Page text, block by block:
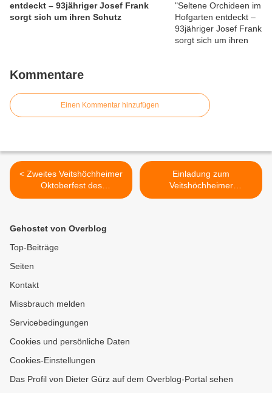
entdeckt – 93jähriger Josef Frank
sorgt sich um ihren Schutz
Kommentare
Einen Kommentar hinzufügen
< Zweites Veitshöchheimer
Oktoberfest des
Sportvereins am 22./23.
Einladung zum
Veitshöchheimer
Informationsgang am 15.
Gehostet von Overblog
Top-Beiträge
Seiten
Kontakt
Missbrauch melden
Servicebedingungen
Cookies und persönliche Daten
Cookies-Einstellungen
Das Profil von Dieter Gürz auf dem Overblog-Portal sehen